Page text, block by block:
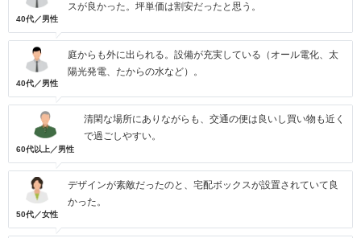
40代／男性
スが良かった。坪単価は割安だったと思う。
40代／男性
庭からも外に出られる。設備が充実している（オール電化、太
陽光発電、たからの水など）。
60代以上／男性
清閑な場所にありながらも、交通の便は良いし買い物も近く
で過ごしやすい。
50代／女性
デザインが素敵だったのと、宅配ボックスが設置されていて良
かった。